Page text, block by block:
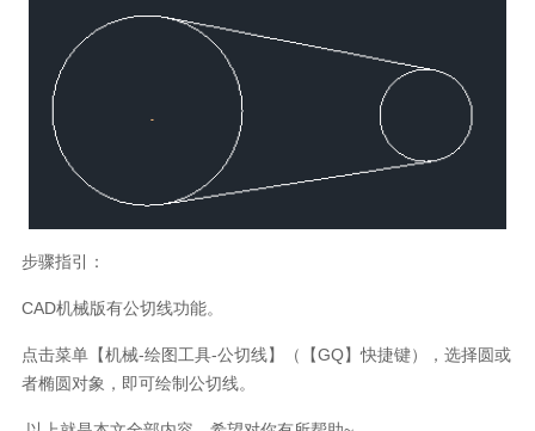
步骤指引：
CAD机械版有公切线功能。
点击菜单【机械-绘图工具-公切线】（【GQ】快捷键），选择圆或
者椭圆对象，即可绘制公切线。